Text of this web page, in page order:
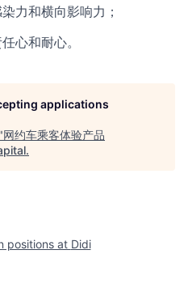
力和横向影响力；
心和耐心。
applications
网约车乘客体验产品
.
positions at Didi